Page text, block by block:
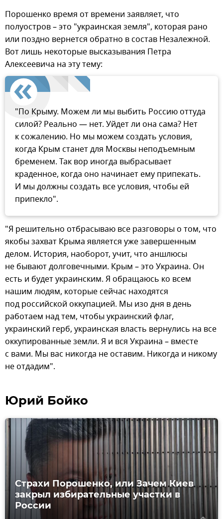
Порошенко время от времени заявляет, что
полуостров – это "украинская земля", которая рано
или поздно вернется обратно в состав Незалежной.
Вот лишь некоторые высказывания Петра
Алексеевича на эту тему:
"По Крыму. Можем ли мы выбить Россию оттуда
силой? Реально — нет. Уйдет ли она сама? Нет
к сожалению. Но мы можем создать условия,
когда Крым станет для Москвы неподъемным
бременем. Так вор иногда выбрасывает
краденное, когда оно начинает ему припекать.
И мы должны создать все условия, чтобы ей
припекло".
"Я решительно отбрасываю все разговоры о том, что
якобы захват Крыма является уже завершенным
делом. История, наоборот, учит, что аншлюсы
не бывают долговечными. Крым – это Украина. Он
есть и будет украинским. Я обращаюсь ко всем
нашим людям, которые сейчас находятся
под российской оккупацией. Мы изо дня в день
работаем над тем, чтобы украинский флаг,
украинский герб, украинская власть вернулись на все
оккупированные земли. Я и вся Украина – вместе
с вами. Мы вас никогда не оставим. Никогда и никому
не отдадим".
Юрий Бойко
Страхи Порошенко, или Зачем Киев
закрыл избирательные участки в
России